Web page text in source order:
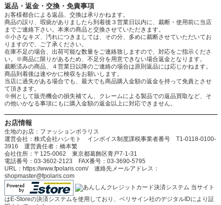
返品・返金・交換・免責事項
お客様都合による返品、交換は承りかねます。
商品の誤り、瑕疵がありましたら到着後３営業日以内に、裁断・使用前に当店
までご連絡下さい。本来の商品と交換させていただきます。
※小さなキズ、汚れにつきましては、その分、多めに裁断させていただいてお
りますので、ご了承ください。
在庫不足の場合、出荷可能な数量をご連絡致しますので、対応をご指示くださ
い。※商品に限りがあるため、不足分を用意できない場合返金となります。
裁断済みの商品、４営業日以降のご連絡の場合は原則返品には応じかねます。
商品到着後は速やかに検収をお願いします。
当店に過失がある場合でも、最大でも商品購入金額の返金を持って免責とさせ
て頂きます。
※例として販売機会の損失補てん、クレームによる製品での返品買取など、そ
の他いかなる事項にもに購入金額の返金以上に対応できません。
お店情報
生地のお店：ファッションポラリス
運営会社：株式会社ハシモト インボイス制度課税事業者番号 T1-0118-0100-
3916 運営責任者：橋本繁
会社住所：〒125-0062 東京都葛飾区青戸7-1-31
電話番号：03-3602-2123 FAX番号：03-3690-5795
URL：https://www.fpolaris.com/ 連絡先メールアドレス：
shopmaster@fpolaris.com
当サイト
はE-Storeの決済システムを使用しており、ベリサイン社のデジタルIDにより証